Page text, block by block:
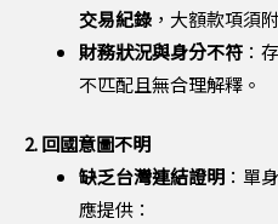
交易紀錄 ，大額款項須
財務狀況與身分不符 ：
不匹配且無合理解釋。
2. 回國意圖不明
缺乏台灣連結證明 ：單
應提供：